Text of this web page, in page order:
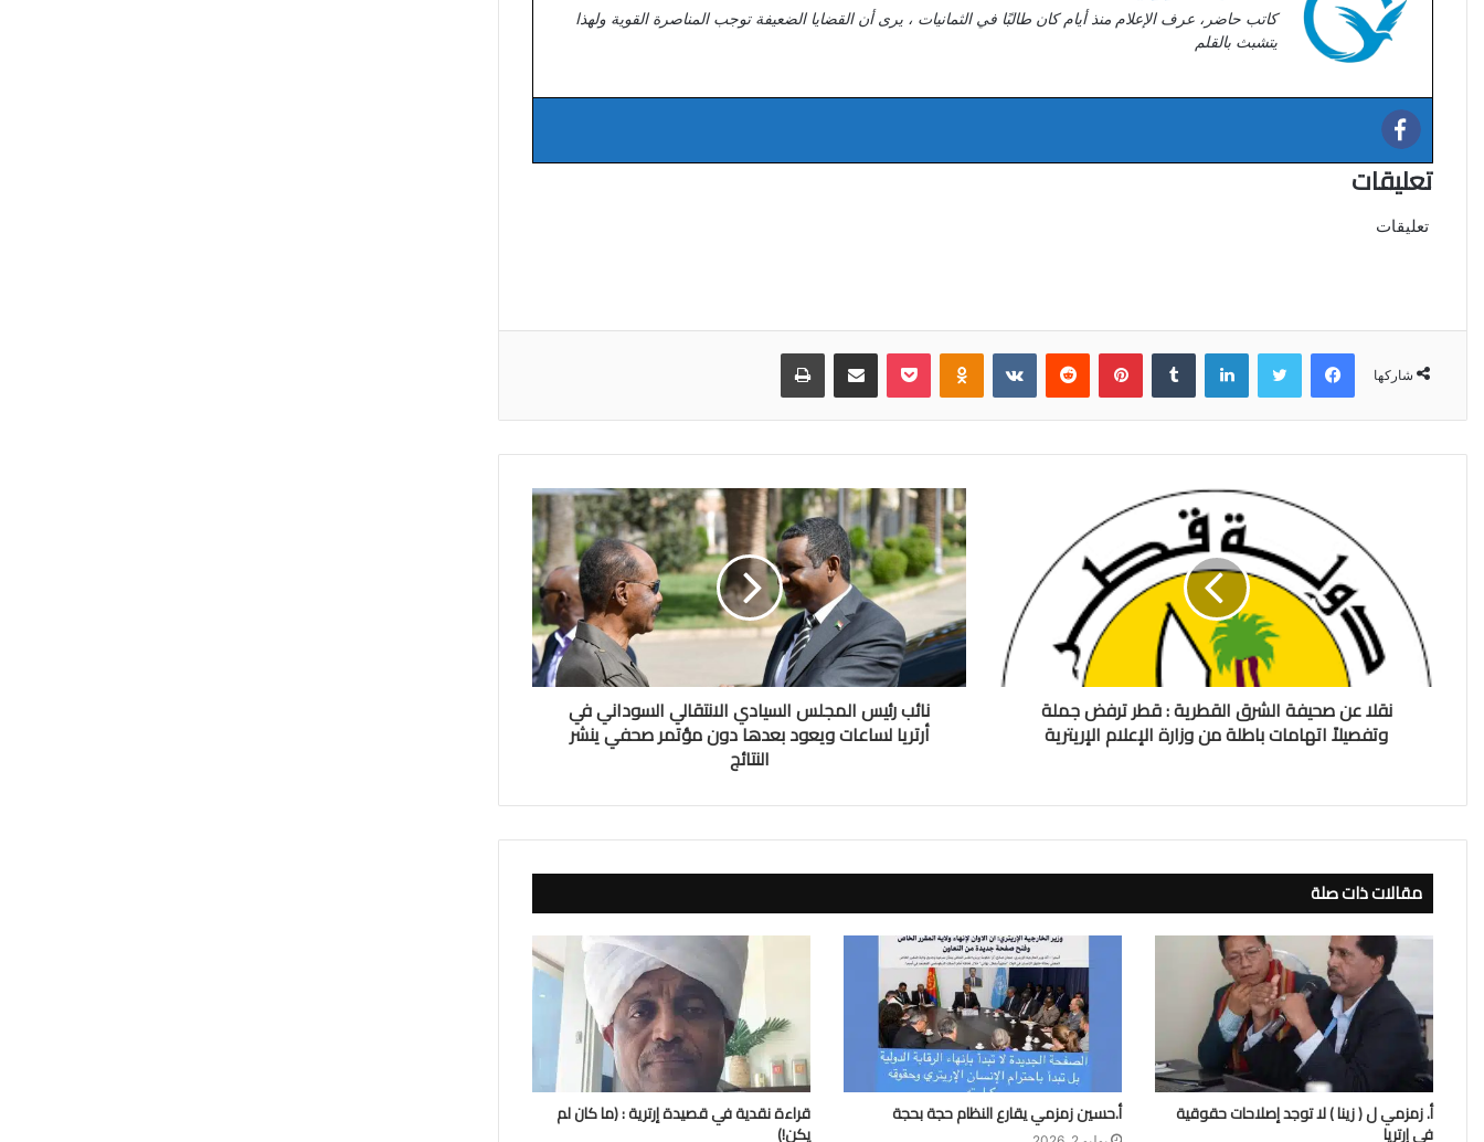
كاتب حاضر، عرف الإعلام منذ أيام كان طالبًا في الثمانيات ، يرى أن القضايا الضعيفة توجب المناصرة القوية ولهذا
يتشبث بالقلم
تعليقات
تعليقات
شاركها
فيسبوك لينكدإن بينتيريست بوكيت
نقلا عن صحيفة الشرق القطرية : قطر ترفض جملة
وتفصيلاً اتهامات باطلة من وزارة الإعلام الإريترية
نائب رئيس المجلس السيادي الانتقالي السوداني في
أرتريا لساعات ويعود بعدها دون مؤتمر صحفي ينشر
النتائج
مقالات ذات صلة
أ. زمزمي ل ( زينا ) لا توجد إصلاحات حقوقية
في إرتريا
أ.حسين زمزمي يقارع النظام حجة بحجة قراءة نقدية في قصيدة إرترية : (ما كان لم
يكن!)